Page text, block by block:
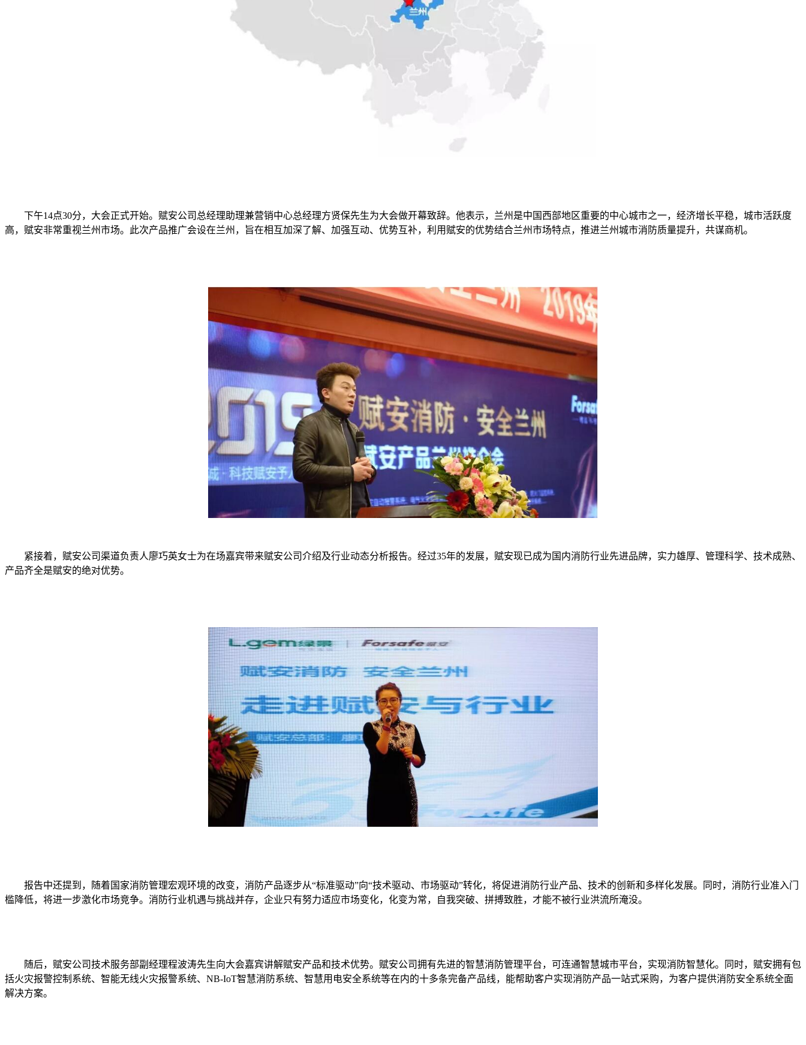
下午14点30分，大会正式开始。赋安公司总经理助理兼营销中心总经理方贤保先生为大会做开幕致辞。他表示，兰州是中国西部地区重要的中心城市之一，经济增长平稳，城市活跃度
高，赋安非常重视兰州市场。此次产品推广会设在兰州，旨在相互加深了解、加强互动、优势互补，利用赋安的优势结合兰州市场特点，推进兰州城市消防质量提升，共谋商机。
紧接着，赋安公司渠道负责人廖巧英女士为在场嘉宾带来赋安公司介绍及行业动态分析报告。经过35年的发展，赋安现已成为国内消防行业先进品牌，实力雄厚、管理科学、技术成熟、
产品齐全是赋安的绝对优势。
报告中还提到，随着国家消防管理宏观环境的改变，消防产品逐步从“标准驱动”向“技术驱动、市场驱动”转化，将促进消防行业产品、技术的创新和多样化发展。同时，消防行业准入门
槛降低，将进一步激化市场竞争。消防行业机遇与挑战并存，企业只有努力适应市场变化，化变为常，自我突破、拼搏致胜，才能不被行业洪流所淹没。
随后，赋安公司技术服务部副经理程波涛先生向大会嘉宾讲解赋安产品和技术优势。赋安公司拥有先进的智慧消防管理平台，可连通智慧城市平台，实现消防智慧化。同时，赋安拥有包
括火灾报警控制系统、智能无线火灾报警系统、NB-IoT智慧消防系统、智慧用电安全系统等在内的十多条完备产品线，能帮助客户实现消防产品一站式采购，为客户提供消防安全系统全面
解决方案。